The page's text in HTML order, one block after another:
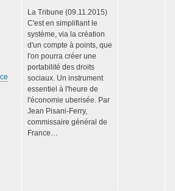
La Tribune (09.11.2015)
C'est en simplifiant le
système, via la création
d'un compte à points, que
l'on pourra créer une
portabilité des droits
sociaux. Un instrument
essentiel à l'heure de
l'économie uberisée. Par
Jean Pisani-Ferry,
commissaire général de
France…